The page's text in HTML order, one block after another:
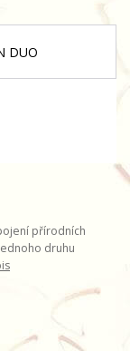
přírodních
druhu